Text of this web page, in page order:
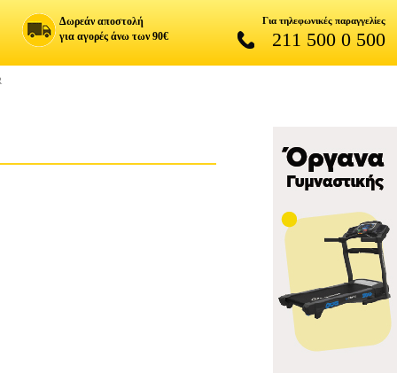
Δωρεάν αποστολή
για αγορές άνω των 90€
Για τηλεφωνικές παραγγελίες
211 500 0 500